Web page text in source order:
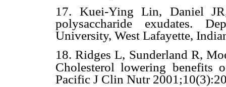
17. Kuei-Ying Lin, Daniel
polysaccharide exudates.
University, West Lafayette,
18. Ridges L, Sunderland R,
Cholesterol lowering benefits
Pacific J Clin Nutr